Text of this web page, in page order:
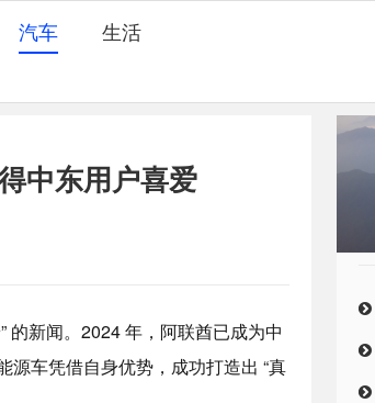
汽车 生活
中东用户喜爱
的新闻。2024 年，阿联酋已成为中
源车凭借自身优势，成功打造出 “真